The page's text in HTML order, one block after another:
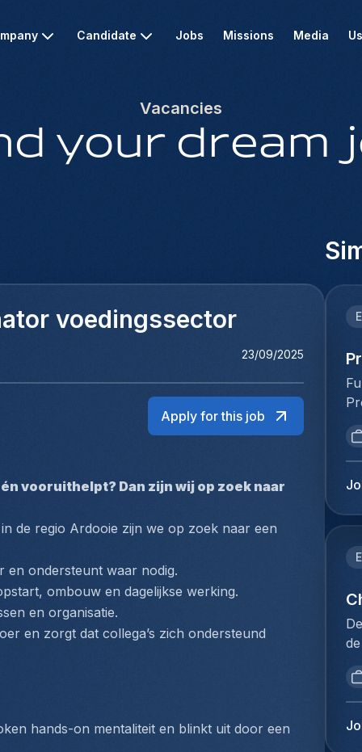
Candidate Jobs Missions Media
Vacancies
your dream
voedingssector
23/09/2025
Apply for this job
vooruithelpt? Dan zijn wij op zoek naar
de regio Ardooie zijn we op zoek naar een
en ondersteunt waar nodig.
ombouw en dagelijkse werking.
en organisatie.
en zorgt dat collega’s zich ondersteund
hands-on mentaliteit en blinkt uit door een